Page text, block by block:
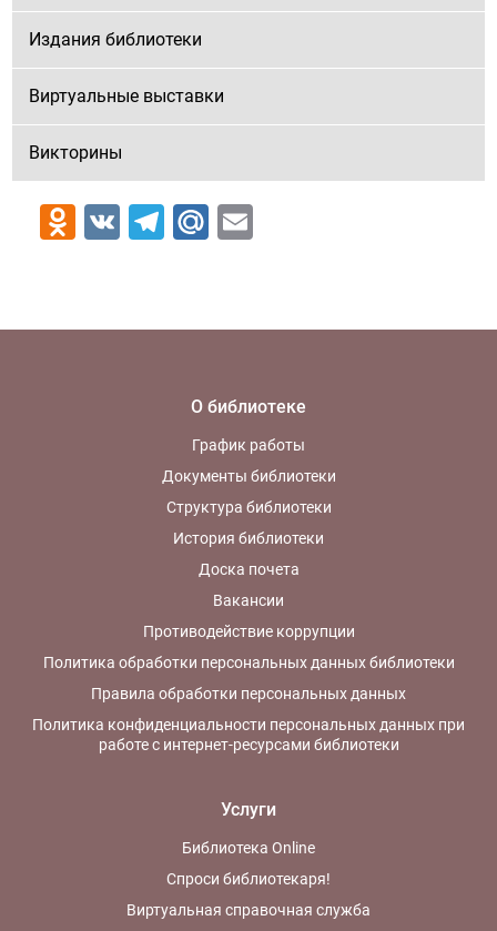
Издания библиотеки
Виртуальные выставки
Викторины
Odnoklassniki
VK Telegram
Mail.Ru
О библиотеке
График работы
Документы библиотеки
Структура библиотеки
История библиотеки
Доска почета
Вакансии
Противодействие коррупции
Политика обработки персональных данных библиотеки
Правила обработки персональных данных
Политика конфиденциальности персональных данных при
работе с интернет-ресурсами библиотеки
Услуги
Библиотека Online
Спроси библиотекаря!
Виртуальная справочная служба